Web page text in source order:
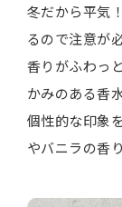
冬だから平気
るので注意が
香りがふわっ
かみのある香
個性的な印象
やバニラの香